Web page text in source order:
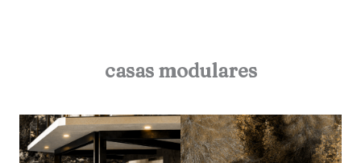
casas modulares